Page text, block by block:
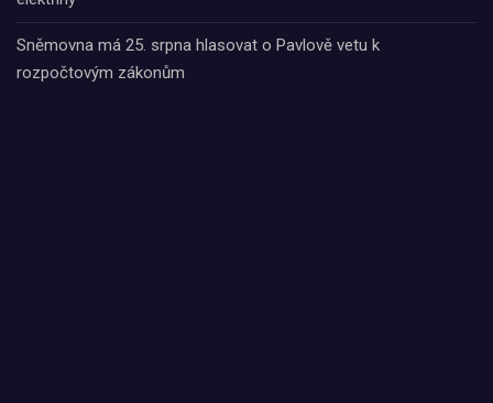
Sněmovna má 25. srpna hlasovat o Pavlově vetu k
rozpočtovým zákonům